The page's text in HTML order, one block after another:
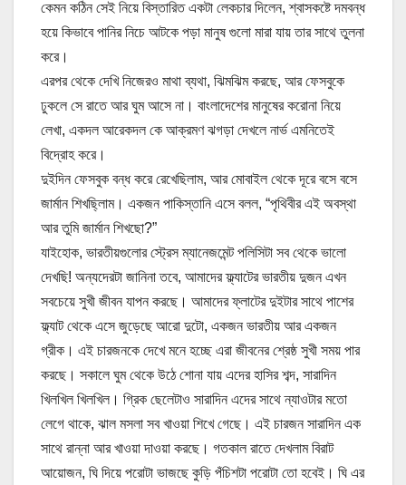
কেমন কঠিন সেই নিয়ে বিস্তারিত একটা লেকচার দিলেন, শ্বাসকষ্টে দমবন্ধ
হয়ে কিভাবে পানির নিচে আটকে পড়া মানুষ গুলো মারা যায় তার সাথে তুলনা
করে।
এরপর থেকে দেখি নিজেরও মাথা ব্যথা, ঝিমঝিম করছে, আর ফেসবুকে
ঢুকলে সে রাতে আর ঘুম আসে না। বাংলাদেশের মানুষের করোনা নিয়ে
লেখা, একদল আরেকদল কে আক্রমণ ঝগড়া দেখলে নার্ভ এমনিতেই
বিদ্রোহ করে।
দুইদিন ফেসবুক বন্ধ করে রেখেছিলাম, আর মোবাইল থেকে দূরে বসে বসে
জার্মান শিখছি্লাম। একজন পাকিস্তানি এসে বলল, “পৃথিবীর এই অবস্থা
আর তুমি জার্মান শিখছো?”
যাইহোক, ভারতীয়গুলোর স্ট্রেস ম্যানেজমেন্ট পলিসিটা সব থেকে ভালো
দেখছি! অন্যদেরটা জানিনা তবে, আমাদের ফ্ল্যাটের ভারতীয় দুজন এখন
সবচেয়ে সুখী জীবন যাপন করছে। আমাদের ফ্লাটের দুইটার সাথে পাশের
ফ্ল্যাট থেকে এসে জুড়েছে আরো দুটো, একজন ভারতীয় আর একজন
গ্রীক। এই চারজনকে দেখে মনে হচ্ছে এরা জীবনের শ্রেষ্ঠ সুখী সময় পার
করছে। সকালে ঘুম থেকে উঠে শোনা যায় এদের হাসির শব্দ, সারাদিন
খিলখিল খিলখিল। গ্রিক ছেলেটাও সারাদিন এদের সাথে ন্যাওটার মতো
লেগে থাকে, ঝাল মসলা সব খাওয়া শিখে গেছে। এই চারজন সারাদিন এক
সাথে রান্না আর খাওয়া দাওয়া করছে। গতকাল রাতে দেখলাম বিরাট
আয়োজন, ঘি দিয়ে পরোটা ভাজছে কুড়ি পঁচিশটা পরোটা তো হবেই। ঘি এর